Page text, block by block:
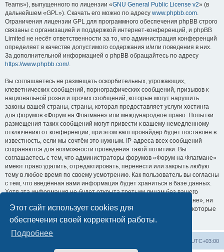
Этот сайт использует cookies для
обеспечения своей корректной работы.
Подробнее
Teams»), выпущенного по лицензии «GNU General Public License v2» (в
дальнейшем «GPL»). Скачать его можно по адресу www.phpbb.com.
Ограничения лицензии GPL для программного обеспечения phpBB строго
связаны с организацией и поддержкой интернет-конференций, и phpBB
Limited не несёт ответственности за то, что администрация конференций
определяет в качестве допустимого содержания и/или поведения в них.
За дополнительной информацией о phpBB обращайтесь по адресу
https://www.phpbb.com/.
Вы соглашаетесь не размещать оскорбительных, угрожающих,
клеветнических сообщений, порнографических сообщений, призывов к
национальной розни и прочих сообщений, которые могут нарушить
законы вашей страны, страны, которая предоставляет услуги хостинга
для форумов «Форум на Флагмане» или международное право. Попытки
размещения таких сообщений могут привести к вашему немедленному
отключению от конференции, при этом ваш провайдер будет поставлен в
известность, если мы сочтём это нужным. IP-адреса всех сообщений
сохраняются для возможности проведения такой политики. Вы
соглашаетесь с тем, что администраторы форумов «Форум на Флагмане»
имеют право удалить, отредактировать, перенести или закрыть любую
тему в любое время по своему усмотрению. Как пользователь вы согласны
с тем, что введённая вами информация будет храниться в базе данных.
Хотя эта информация не будет открыта третьим лицам без вашего
разрешения, ни администрация конференции «Форум на Флагмане», ни
phpBB Limited не может быть ответственна за действия хакеров, которые
могут привести к несанкционированному доступу к ней.
UTC+03:00